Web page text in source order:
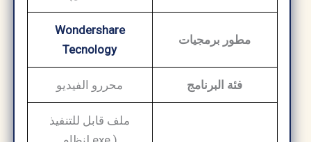
مطور برمجيات
Wondershare
Tecnology
فئة البرنامج محررو الفيديو
ملف قابل للتنفيذ